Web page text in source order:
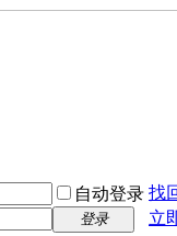
自动登录 找
登录 立